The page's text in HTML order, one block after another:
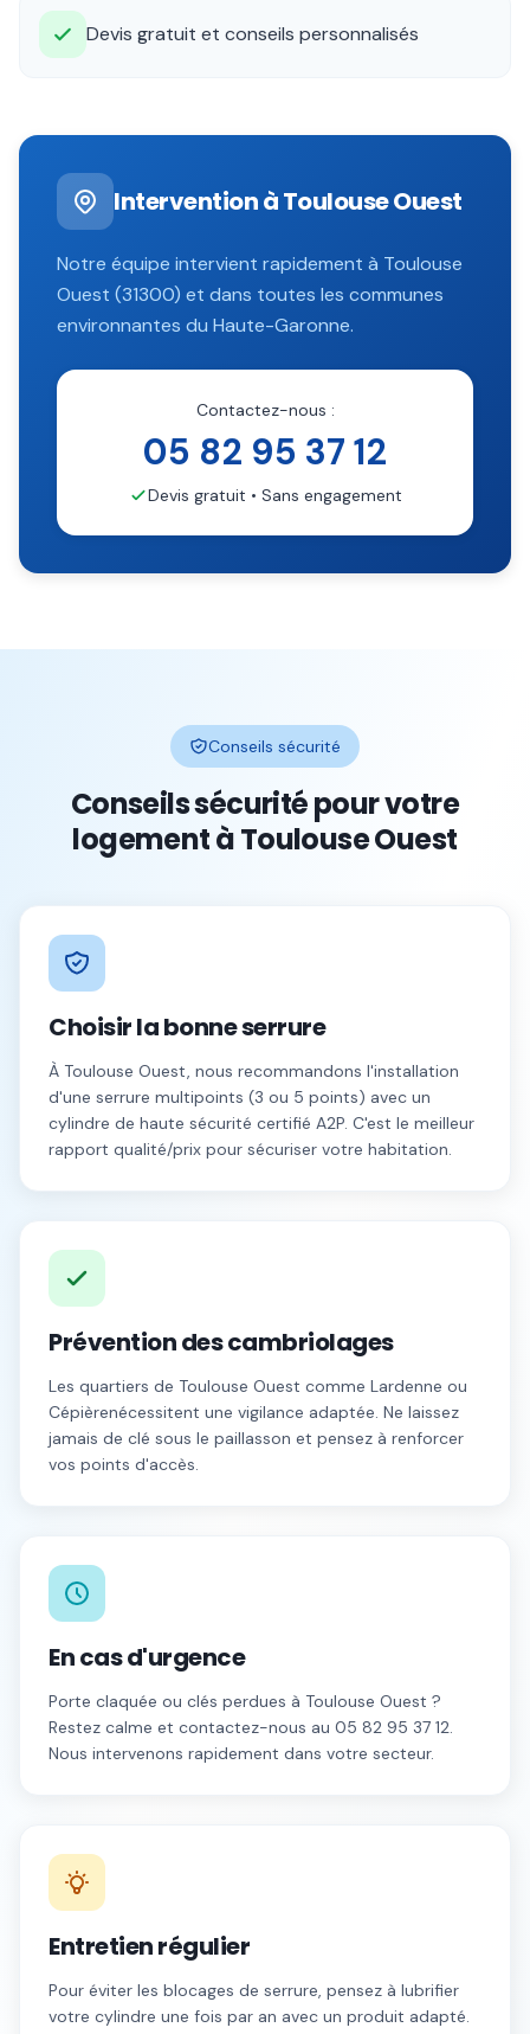
Devis gratuit et conseils personnalisés
Intervention àToulouse Ouest
Notre équipe intervient rapidement à Toulouse
Ouest (31300) et dans toutes les communes
environnantes du Haute-Garonne.
Contactez-nous :
05 82 95 37 12
Devis gratuit • Sans engagement
Conseils sécurité
Conseils sécurité pour votre
logement àToulouse Ouest
Choisir la bonne serrure
À Toulouse Ouest, nous recommandons l'installation
d'une serrure multipoints (3 ou 5 points) avec un
cylindre de haute sécurité certifié A2P. C'est le meilleur
rapport qualité/prix pour sécuriser votre habitation.
Prévention des cambriolages
Les quartiers de Toulouse Ouest comme Lardenne ou
Cépièrenécessitent une vigilance adaptée. Ne laissez
jamais de clé sous le paillasson et pensez à renforcer
vos points d'accès.
En cas d'urgence
Porte claquée ou clés perdues à Toulouse Ouest ?
Restez calme et contactez-nous au 05 82 95 37 12.
Nous intervenons rapidement dans votre secteur.
Entretien régulier
Pour éviter les blocages de serrure, pensez à lubrifier
votre cylindre une fois par an avec un produit adapté.